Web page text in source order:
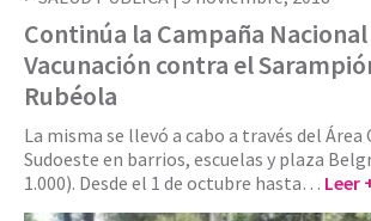
Continúa la Campaña
Vacunación contra el
Rubéola
La misma se llevó a cabo a través del
Sudoeste en barrios, escuelas y plaza
1.000). Desde el 1 de octubre hasta… Leer